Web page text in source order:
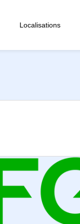
Localisations